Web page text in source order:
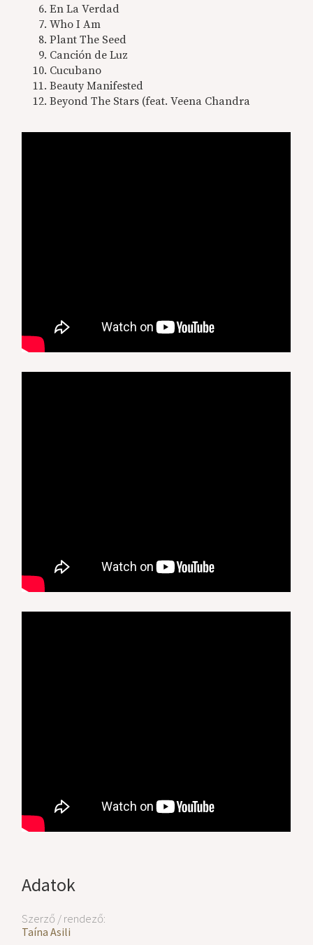
Adatok
Szerző / rendező:
Taína Asili
En La Verdad
Who I Am
Plant The Seed
Canción de Luz
Cucubano
Beauty Manifested
Beyond The Stars (feat. Veena Chandra